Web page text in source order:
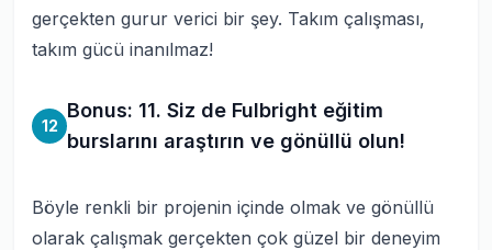
gerçekten gurur verici bir şey. Takım çalışması,
takım gücü inanılmaz!
12
Bonus: 11. Siz de Fulbright eğitim
burslarını araştırın ve gönüllü olun!
Böyle renkli bir projenin içinde olmak ve gönüllü
olarak çalışmak gerçekten çok güzel bir deneyim